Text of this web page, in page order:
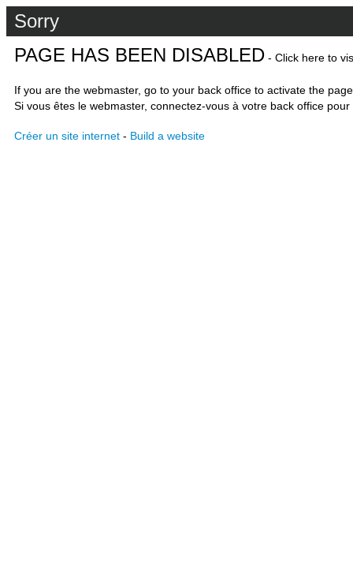
Sorry
PAGE HAS BEEN DISABLED - Click here to
If you are the webmaster, go to your back office to activate the
Si vous êtes le webmaster, connectez-vous à votre back office
Créer un site internet - Build a website